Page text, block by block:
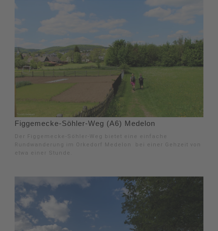
Figgemecke-Söhler-Weg (A6) Medelon
Der Figgemecke-Söhler-Weg bietet eine einfache
Rundwanderung im Orkedorf Medelon bei einer Gehzeit von
etwa einer Stunde.